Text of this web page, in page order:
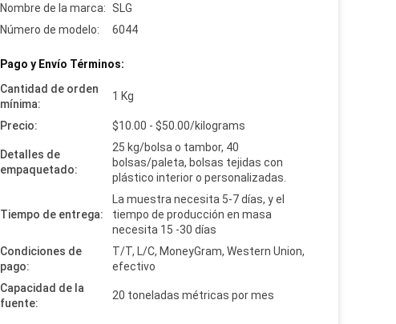
Nombre de la marca: SLG
Número de modelo:
6044
Pago y Envío Términos:
Cantidad de orden
mínima:
1 Kg
Precio: $10.00 - $50.00/kilograms
Detalles de
empaquetado:
25 kg/bolsa o tambor, 40
bolsas/paleta, bolsas tejidas con
plástico interior o personalizadas.
Tiempo de entrega:
La muestra necesita 5-7 días, y el
tiempo de producción en masa
necesita 15 -30 días
Condiciones de
pago:
T/T, L/C, MoneyGram, Western Union,
efectivo
Capacidad de la
fuente:
20 toneladas métricas por mes